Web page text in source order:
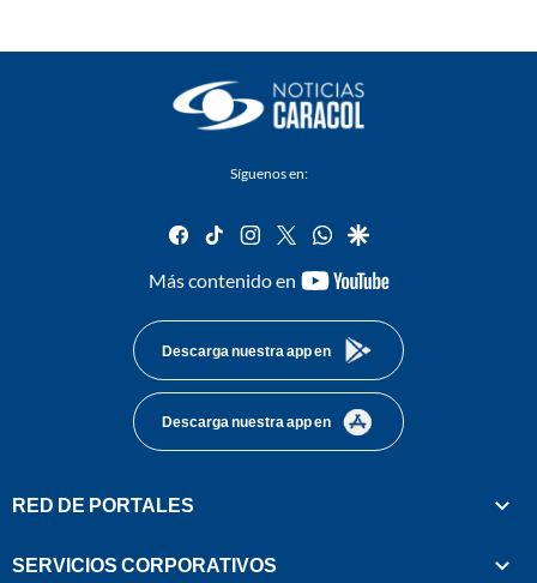
Síguenos en:
facebook
tiktok instagram
twitterwhatsapp
google
Más contenido en
youtube-
Descarga nuestra app en
Descarga nuestra app en
RED DE PORTALES
SERVICIOS CORPORATIVOS